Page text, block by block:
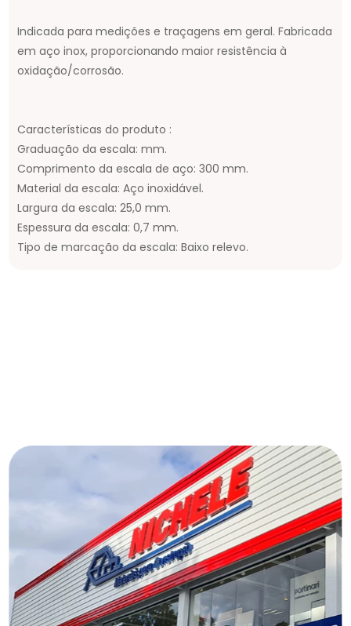
Indicada para medições e traçagens em geral. Fabricada
em aço inox, proporcionando maior resistência à
oxidação/corrosão.
Características do produto :
Graduação da escala: mm.
Comprimento da escala de aço: 300 mm.
Material da escala: Aço inoxidável.
Largura da escala: 25,0 mm.
Espessura da escala: 0,7 mm.
Tipo de marcação da escala: Baixo relevo.